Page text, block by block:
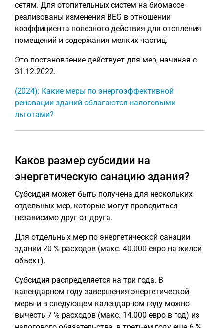
сетям. Для отопительных систем на биомассе
реализованы изменения BEG в отношении
коэффициента полезного действия для отопления
помещений и содержания мелких частиц.
Это постановление действует для мер, начиная с
31.12.2022.
(2024): Какие меры по энергоэффективной
реновации зданий облагаются налоговыми
льготами?
Каков размер субсидии на
энергетическую санацию здания?
Субсидия может быть получена для нескольких
отдельных мер, которые могут проводиться
независимо друг от друга.
Для отдельных мер по энергетической санации
зданий 20 % расходов (макс. 40.000 евро на жилой
объект).
Субсидия распределяется на три года. В
календарном году завершения энергетической
меры и в следующем календарном году можно
вычесть 7 % расходов (макс. 14.000 евро в год) из